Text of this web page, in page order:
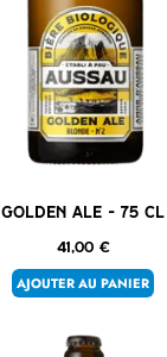
Golden Ale – 75 cl
41,00 €
AJOUTER AU PANIER